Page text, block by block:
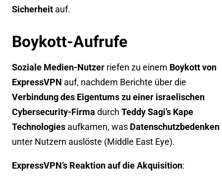
Sicherheit auf.
Boykott-Aufrufe
Soziale Medien-Nutzer riefen zu einem Boykott von
ExpressVPN auf, nachdem Berichte über die
Verbindung des Eigentums zu einer israelischen
Cybersecurity-Firma durch Teddy Sagi’s Kape
Technologies aufkamen, was Datenschutzbedenken
unter Nutzern auslöste (Middle East Eye).
ExpressVPN’s Reaktion auf die Akquisition: